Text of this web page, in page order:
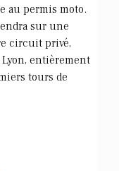
au permis moto.
sur une
circuit privé,
entièrement
tours de